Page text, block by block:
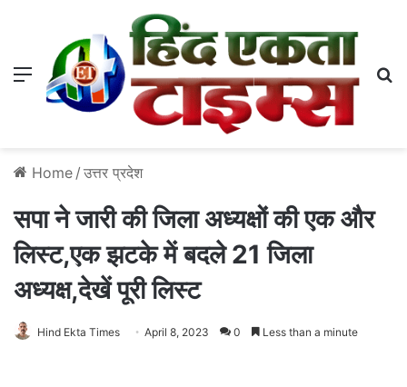
Menu
Home / उत्तर प्रदेश
सपा ने जारी की जिला अध्यक्षों की एक और
लिस्ट,एक झटके में बदले 21 जिला
अध्यक्ष,देखें पूरी लिस्ट
Hind Ekta Times April 8, 2023 0 Less than a minute